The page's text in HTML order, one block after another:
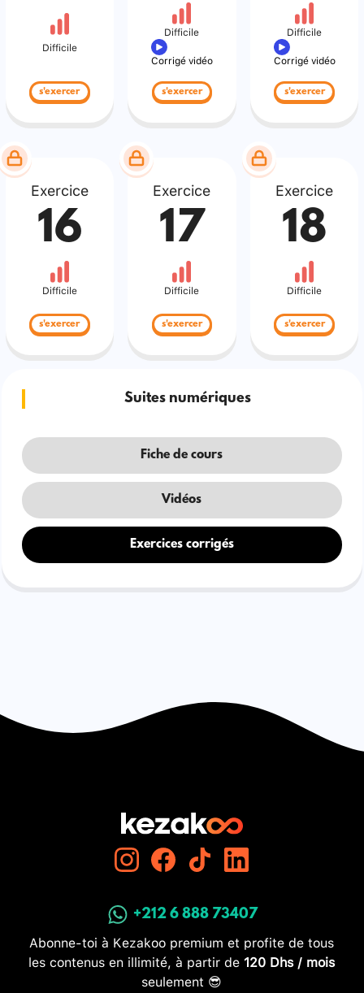
Difficile
s'exercer
Difficile
Corrigé vidéo
s'exercer
Difficile
Corrigé vidéo
s'exercer
Exercice
16
Difficile
s'exercer
Exercice
17
Difficile
s'exercer
Exercice
18
Difficile
s'exercer
Suites numériques
Fiche de cours
Vidéos
Exercices corrigés
+212 6 888 73407
Abonne-toi à Kezakoo premium et profite de tous
les contenus en illimité, à partir de 120 Dhs / mois
seulement 😎